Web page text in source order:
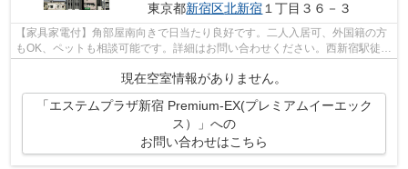
東京都新宿区北新宿１丁目３６－３
【家具家電付】角部屋南向きで日当たり良好です。二人入居可、外国籍の方
もOK、ペットも相談可能です。詳細はお問い合わせください。西新宿駅徒歩
現在空室情報がありません。
「エステムプラザ新宿 Premium-EX(プレミアムイーエック
ス）」への
お問い合わせはこちら